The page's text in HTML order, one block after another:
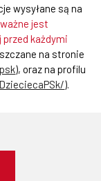
wysyłane są na
jest
każdymi
na stronie
), oraz na profilu
).